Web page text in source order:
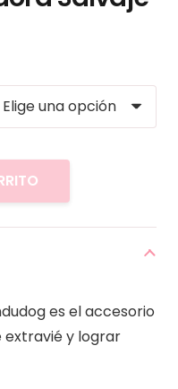
es el accesorio
extravié y lograr